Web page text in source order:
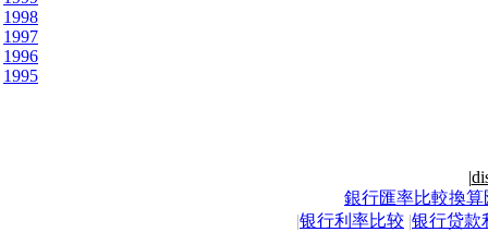
1998
1997
1996
1995
|
銀行匯率比較換算
|银行利率比较 |银行贷款